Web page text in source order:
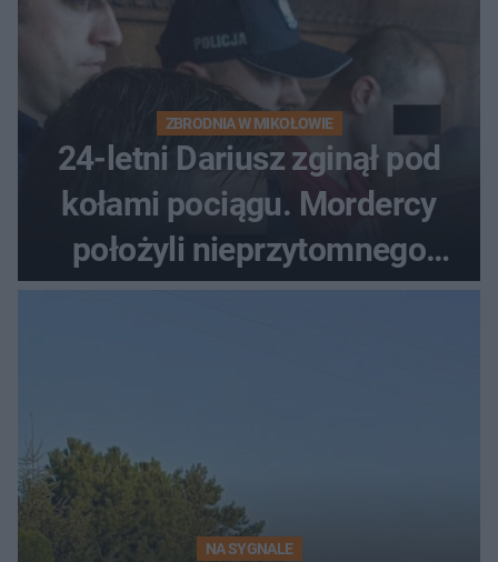
ZBRODNIA W MIKOŁOWIE
24-letni Dariusz zginął pod
kołami pociągu. Mordercy
położyli nieprzytomnego
studenta na torach
NA SYGNALE